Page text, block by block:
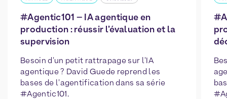
#Agentic101 – IA agentique en
production : réussir l’évaluation et la
supervision
Besoin d'un petit rattrapage sur l'IA
agentique ? David Guede reprend les
bases de l'agentification dans sa série
#Agentic101.